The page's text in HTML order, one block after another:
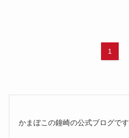
1
かまぼこの鐘崎の公式ブログです